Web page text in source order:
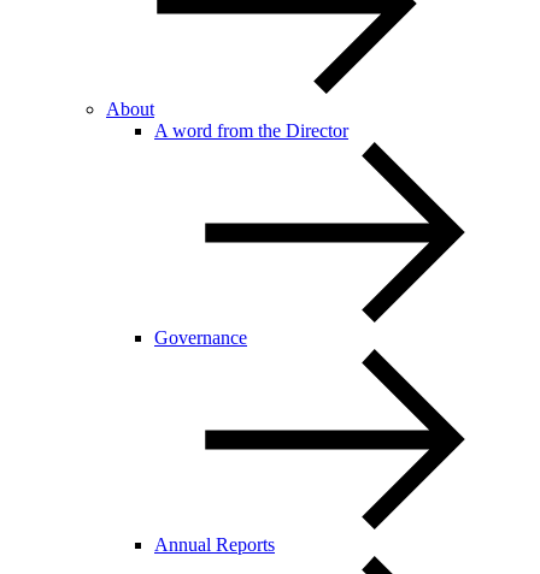
About
A word from the Director
Governance
Annual Reports